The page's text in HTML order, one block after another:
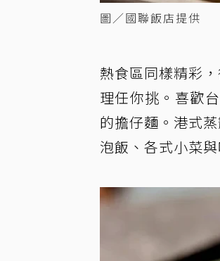
圖／國聯飯店提供
熱食區同樣精彩
理任你挑。喜歡
的擔仔麵。港式
泡飯、各式小菜